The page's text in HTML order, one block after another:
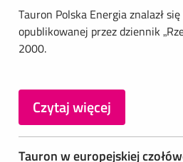
Tauron Polska Energia znalazł
opublikowanej przez dziennik
2000.
Czytaj więcej
Tauron w europejskiej